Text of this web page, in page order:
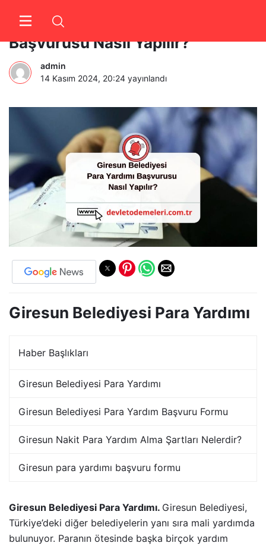
Giresun Belediyesi Para Yardımı
Başvurusu Nasıl Yapılır?
admin
14 Kasım 2024, 20:24 yayınlandı
Giresun Belediyesi Para Yardımı
Haber Başlıkları
Giresun Belediyesi Para Yardımı
Giresun Belediyesi Para Yardım Başvuru Formu
Giresun Nakit Para Yardım Alma Şartları Nelerdir?
Giresun para yardımı başvuru formu
Giresun Belediyesi Para Yardımı. Giresun Belediyesi,
Türkiye’deki diğer belediyelerin yanı sıra mali yardımda
bulunuyor. Paranın ötesinde başka birçok yardım